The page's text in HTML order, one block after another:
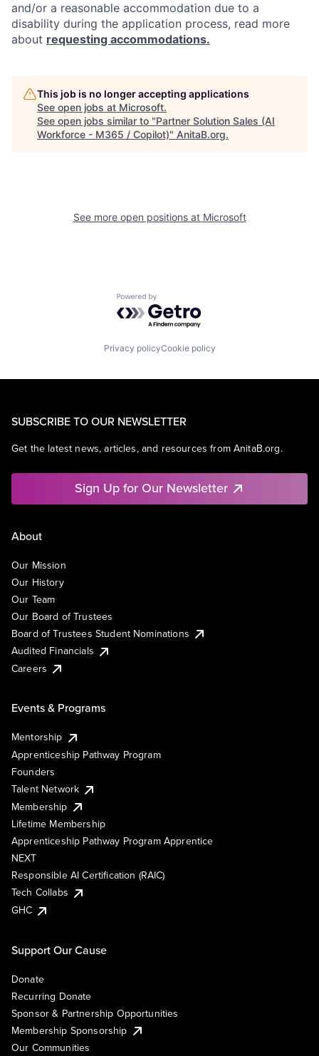
and/or a reasonable accommodation due to a
disability during the application process, read more
about requesting accommodations.
This job is no longer accepting applications
See open jobs at Microsoft.
See open jobs similar to "Partner Solution Sales (AI
Workforce - M365 / Copilot)" AnitaB.org.
See more open positions at Microsoft
Powered by Getro.com
Privacy policyCookie policy
SUBSCRIBE TO OUR NEWSLETTER
Get the latest news, articles, and resources from AnitaB.org.
Sign Up for Our Newsletter
About
Our Mission
Our History
Our Team
Our Board of Trustees
Board of Trustees Student Nominations
Audited Financials
Careers
Events & Programs
Mentorship
Apprenticeship Pathway Program
Founders
Talent Network
Membership
Lifetime Membership
Apprenticeship Pathway Program Apprentice
NEXT
Responsible AI Certification (RAIC)
Tech Collabs
GHC
Support Our Cause
Donate
Recurring Donate
Sponsor & Partnership Opportunities
Membership Sponsorship
Our Communities